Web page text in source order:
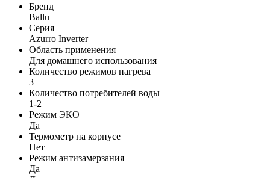
Бренд
Ballu
Серия
Azurro Inverter
Область применения
Для домашнего использования
Количество режимов нагрева
3
Количество потребителей воды
1-2
Режим ЭКО
Да
Термометр на корпусе
Нет
Режим антизамерзания
Да